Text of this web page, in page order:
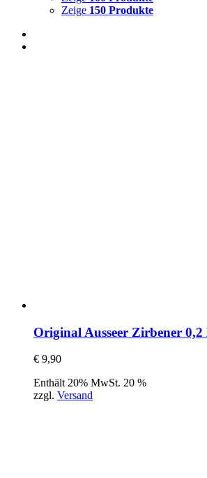
Zeige 150 Produkte
Original Ausseer Zirbener
€ 9,90
Enthält 20% MwSt. 20 %
zzgl. Versand